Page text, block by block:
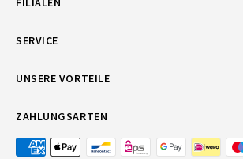
SERVICE
UNSERE VORTEILE
ZAHLUNGSARTEN